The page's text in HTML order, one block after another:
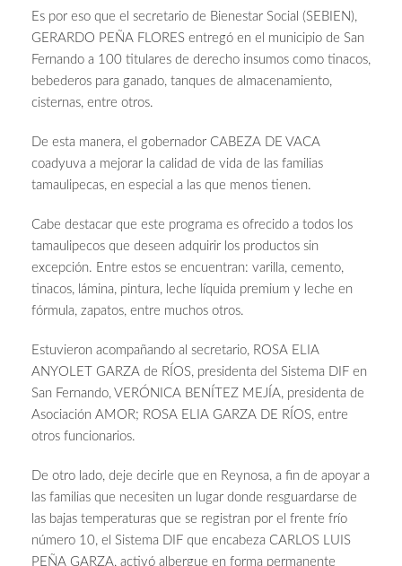
Es por eso que el secretario de Bienestar Social (SEBIEN),
GERARDO PEÑA FLORES entregó en el municipio de San
Fernando a 100 titulares de derecho insumos como tinacos,
bebederos para ganado, tanques de almacenamiento,
cisternas, entre otros.
De esta manera, el gobernador CABEZA DE VACA
coadyuva a mejorar la calidad de vida de las familias
tamaulipecas, en especial a las que menos tienen.
Cabe destacar que este programa es ofrecido a todos los
tamaulipecos que deseen adquirir los productos sin
excepción. Entre estos se encuentran: varilla, cemento,
tinacos, lámina, pintura, leche líquida premium y leche en
fórmula, zapatos, entre muchos otros.
Estuvieron acompañando al secretario, ROSA ELIA
ANYOLET GARZA de RÍOS, presidenta del Sistema DIF en
San Fernando, VERÓNICA BENÍTEZ MEJÍA, presidenta de
Asociación AMOR; ROSA ELIA GARZA DE RÍOS, entre
otros funcionarios.
De otro lado, deje decirle que en Reynosa, a fin de apoyar a
las familias que necesiten un lugar donde resguardarse de
las bajas temperaturas que se registran por el frente frío
número 10, el Sistema DIF que encabeza CARLOS LUIS
PEÑA GARZA, activó albergue en forma permanente